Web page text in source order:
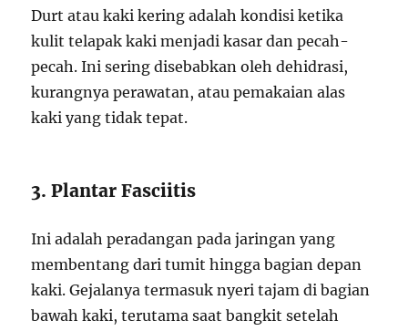
Durt atau kaki kering adalah kondisi ketika
kulit telapak kaki menjadi kasar dan pecah-
pecah. Ini sering disebabkan oleh dehidrasi,
kurangnya perawatan, atau pemakaian alas
kaki yang tidak tepat.
3. Plantar Fasciitis
Ini adalah peradangan pada jaringan yang
membentang dari tumit hingga bagian depan
kaki. Gejalanya termasuk nyeri tajam di bagian
bawah kaki, terutama saat bangkit setelah